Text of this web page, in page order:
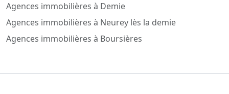
Agences immobilières à Demie
Agences immobilières à Neurey lès la demie
Agences immobilières à Boursières